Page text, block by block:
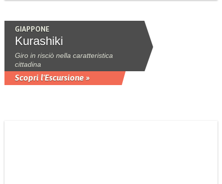
GIAPPONE
Kurashiki
Giro in risciò nella caratteristica
cittadina
Scopri l'Escursione »